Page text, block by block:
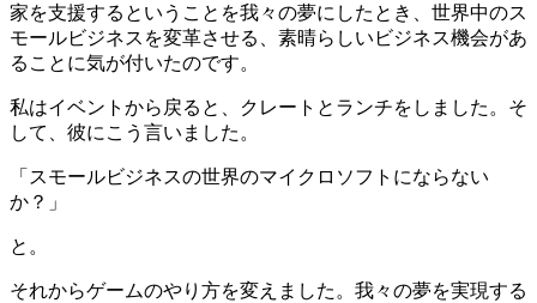
家を支援するということを我々の夢にしたとき、世界中のス
モールビジネスを変革させる、素晴らしいビジネス機会があ
ることに気が付いたのです。
私はイベントから戻ると、クレートとランチをしました。そ
して、彼にこう言いました。
「スモールビジネスの世界のマイクロソフトにならない
か？」
と。
それからゲームのやり方を変えました。我々の夢を実現する